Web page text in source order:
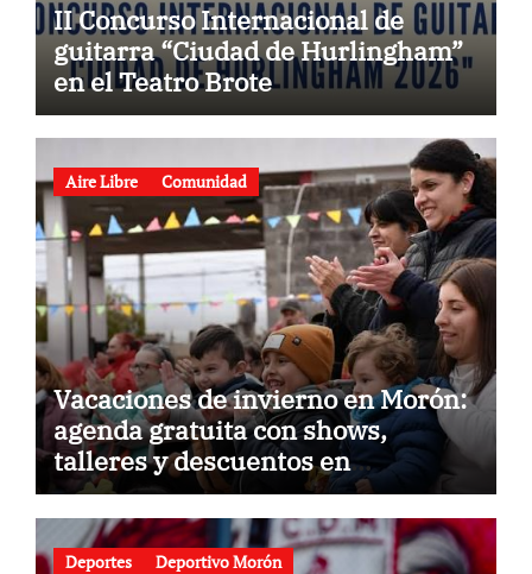
II Concurso Internacional de
guitarra “Ciudad de Hurlingham”
en el Teatro Brote
Aire Libre Comunidad
Vacaciones de invierno en Morón:
agenda gratuita con shows,
talleres y descuentos en
gastronomía
Deportes Deportivo Morón